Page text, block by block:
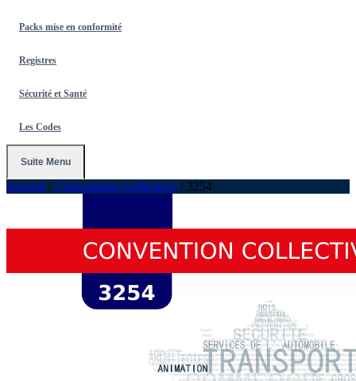
Packs mise en conformité
Registres
Sécurité et Santé
Les Codes
Suite Menu
Accueil / Conventions Collectives / 3254